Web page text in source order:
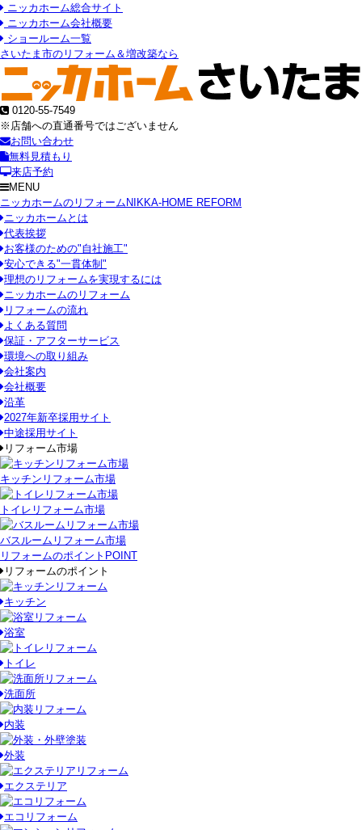
ニッカホーム総合サイト
ニッカホーム会社概要
ショールーム一覧
さいたま市のリフォーム＆増改築なら
0120-55-7549
※店舗への直通番号ではございません
お問い合わせ
無料見積もり
来店予約
MENU
ニッカホームのリフォーム NIKKA-HOME REFORM
ニッカホームとは
代表挨拶
お客様のための"自社施工"
安心できる"一貫体制"
理想のリフォームを実現するには
ニッカホームのリフォーム
リフォームの流れ
よくある質問
保証・アフターサービス
環境への取り組み
会社案内
会社概要
沿革
2027年新卒採用サイト
中途採用サイト
リフォーム市場
キッチンリフォーム市場
トイレリフォーム市場
バスルームリフォーム市場
リフォームのポイント POINT
リフォームのポイント
キッチン
浴室
トイレ
洗面所
内装
外装
エクステリア
エコリフォーム